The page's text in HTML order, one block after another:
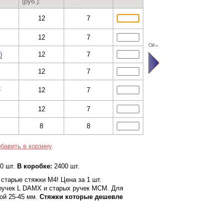
12 7
12 7
12 7
12
7
12 7
12 7
8 8
в корзину
шт. В коробке: 2400 шт.
старые стяжки М4! Цена за 1 шт.
L DAMX и старых ручек МСМ. Для
25-45 мм. Стяжки которые дешевле
Ctrl→